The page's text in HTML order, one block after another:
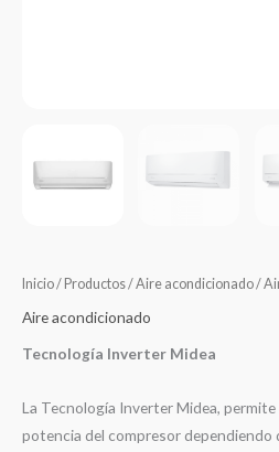
Inicio/ Productos/Aire acondicionado/
Aire acondicionado
Tecnología Inverter Midea
La Tecnología Inverter Midea, permite
potencia del compresor dependiendo